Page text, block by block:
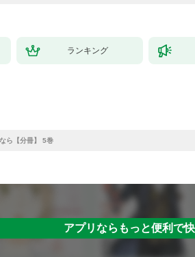
ランキング
ら【分冊】 5巻
アプリならもっと便利で快